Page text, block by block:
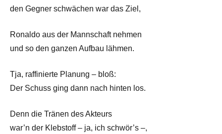
den Gegner schwächen war das Ziel,
Ronaldo aus der Mannschaft nehmen
und so den ganzen Aufbau lähmen.
Tja, raffinierte Planung – bloß:
Der Schuss ging dann nach hinten los.
Denn die Tränen des Akteurs
war’n der Klebstoff – ja, ich schwör’s –,